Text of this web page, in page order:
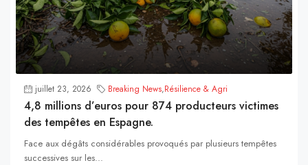
juillet 23, 2026 Breaking News,Résilience & Agri
4,8 millions d’euros pour 874 producteurs victimes
des tempêtes en Espagne.
Face aux dégâts considérables provoqués par plusieurs tempêtes
successives sur les...